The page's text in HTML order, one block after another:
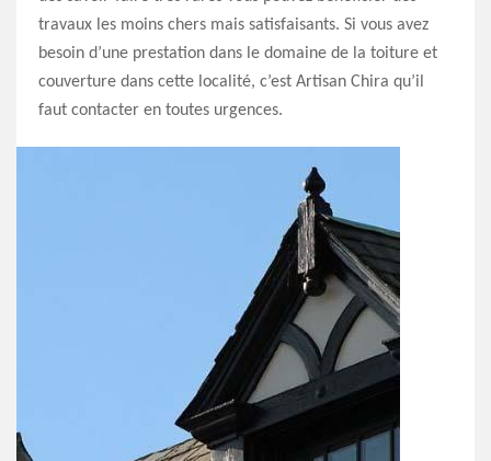
travaux les moins chers mais satisfaisants. Si vous avez
besoin d’une prestation dans le domaine de la toiture et
couverture dans cette localité, c’est Artisan Chira qu’il
faut contacter en toutes urgences.